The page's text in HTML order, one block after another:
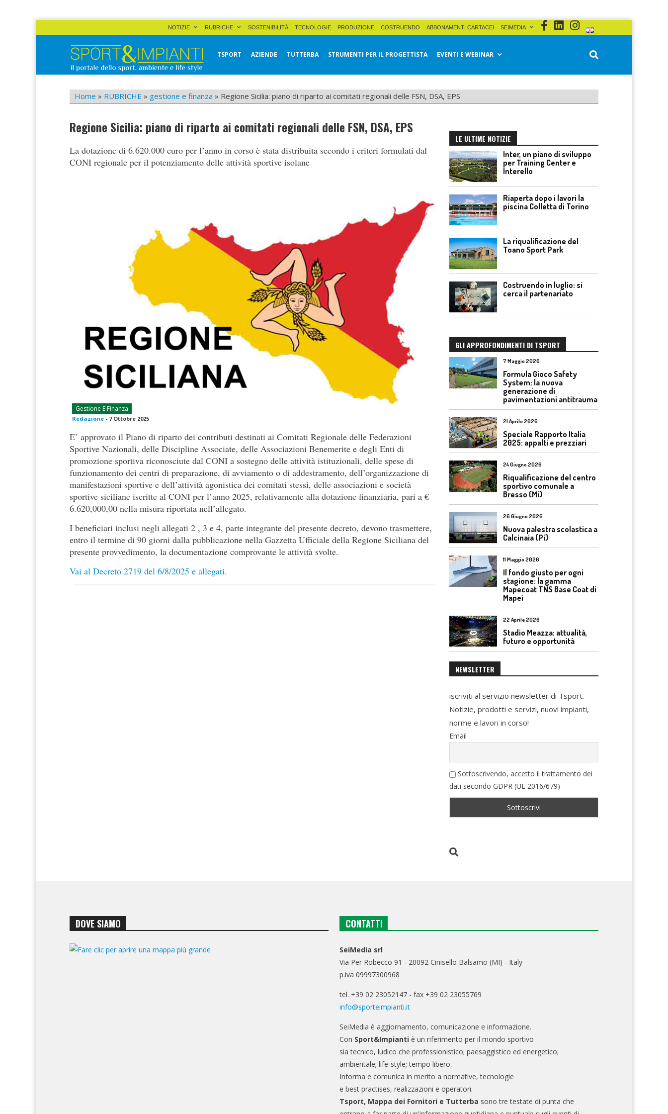
NOTIZIE RUBRICHE SOSTENIBILITÀ TECNOLOGIE PRODUZIONE COSTRUENDO ABBONAMENTI CARTACEI SEIMEDIA
Sport&Impianti
TSPORT AZIENDE TUTTERBA STRUMENTI PER IL PROGETTISTA EVENTI E WEBINAR
Home » RUBRICHE » gestione e finanza » Regione Sicilia: piano di riparto ai comitati regionali delle FSN, DSA, EPS
Regione Sicilia: piano di riparto ai comitati regionali delle FSN, DSA, EPS
La dotazione di 6.620.000 euro per l’anno in corso è stata distribuita secondo i criteri formulati dal
CONI regionale per il potenziamento delle attività sportive isolane
Gestione E Finanza
Redazione - 7 Ottobre 2025
E’ approvato il Piano di riparto dei contributi destinati ai Comitati Regionale delle Federazioni
Sportive Nazionali, delle Discipline Associate, delle Associazioni Benemerite e degli Enti di
promozione sportiva riconosciute dal CONI a sostegno delle attività istituzionali, delle spese di
funzionamento dei centri di preparazione, di avviamento o di addestramento, dell’organizzazione di
manifestazioni sportive e dell’attività agonistica dei comitati stessi, delle associazioni e società
sportive siciliane iscritte al CONI per l’anno 2025, relativamente alla dotazione finanziaria, pari a €
6.620,000,00 nella misura riportata nell’allegato.
I beneficiari inclusi negli allegati 2 , 3 e 4, parte integrante del presente decreto, devono trasmettere,
entro il termine di 90 giorni dalla pubblicazione nella Gazzetta Ufficiale della Regione Siciliana del
presente provvedimento, la documentazione comprovante le attività svolte.
Vai al Decreto 2719 del 6/8/2025 e allegati.
LE ULTIME NOTIZIE
Inter, un piano di sviluppo
per Training Center e
Interello
Riaperta dopo i lavori la
piscina Colletta di Torino
La riqualificazione del
Toano Sport Park
Costruendo in luglio: si
cerca il partenariato
GLI APPROFONDIMENTI DI TSPORT
7 Maggio 2026
Formula Gioco Safety
System: la nuova
generazione di
pavimentazioni antitrauma
21 Aprile 2026
Speciale Rapporto Italia
2025: appalti e prezziari
24 Giugno 2026
Riqualificazione del centro
sportivo comunale a
Bresso (Mi)
26 Giugno 2026
Nuova palestra scolastica a
Calcinaia (Pi)
11 Maggio 2026
Il fondo giusto per ogni
stagione: la gamma
Mapecoat TNS Base Coat di
Mapei
22 Aprile 2026
Stadio Meazza: attualità,
futuro e opportunità
NEWSLETTER
iscriviti al servizio newsletter di Tsport.
Notizie, prodotti e servizi, nuovi impianti,
norme e lavori in corso!
Email
Sottoscrivendo, accetto il trattamento dei
dati secondo GDPR (UE 2016/679)
DOVE SIAMO CONTATTI
SeiMedia srl
Via Per Robecco 91 - 20092 Cinisello Balsamo (MI) - Italy
p.iva 09997300968
tel. +39 02 23052147 - fax +39 02 23055769
info@sporteimpianti.it
SeiMedia è aggiornamento, comunicazione e informazione.
Con Sport&Impianti è un riferimento per il mondo sportivo
sia tecnico, ludico che professionistico; paesaggistico ed energetico;
ambientale; life-style; tempo libero.
Informa e comunica in merito a normative, tecnologie
e best practises, realizzazioni e operatori.
Tsport, Mappa dei Fornitori e Tutterba sono tre testate di punta che